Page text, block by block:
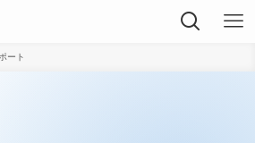
ート